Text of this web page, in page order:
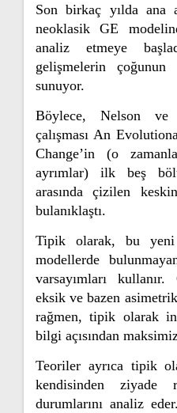
Son birkaç yılda ana
neoklasik GE
analiz etmeye
gelişmelerin
sunuyor.
Böylece, Nelson ve
çalışması An
Change’in (o
ayrımlar) ilk beş
arasında çizilen
bulanıklaştı.
Tipik olarak, bu
modellerde
varsayımları
eksik ve bazen
rağmen, tipik olarak
bilgi açısından
Teoriler ayrıca tipik
kendisinden ziyade
durumlarını analiz